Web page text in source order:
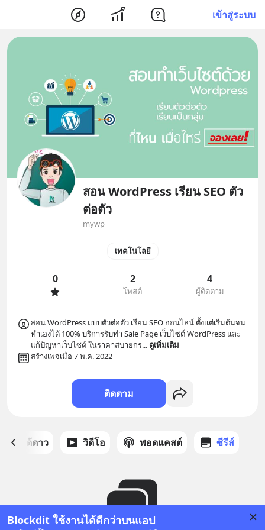
เข้าสู่ระบบ
Blockdit ใช้งานได้ดีกว่าบนแอป
สอน WordPress เรียน SEO ตัว
ต่อตัว
mywp
เทคโนโลยี
0 2
โพสต์
4
ผู้ติดตาม
สอน WordPress แบบตัวต่อตัว เรียน SEO ออนไลน์ ตั้งแต่เริ่มต้นจน
ทำเองได้ 100% บริการรับทำ Sale Page เว็บไซต์ WordPress และ
แก้ปัญหาเว็บไซต์ ในราคาสบายกร... ดูเพิ่มเติม
สร้างเพจเมื่อ 7 พ.ค. 2022
ติดตาม
สต์ที่ได้ดาว วิดีโอ พอดแคสต์ ซีรีส์